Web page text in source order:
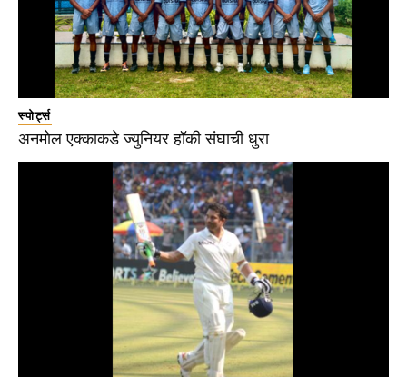
स्पोर्ट्स
अनमोल एक्काकडे ज्युनियर हॉकी संघाची धुरा